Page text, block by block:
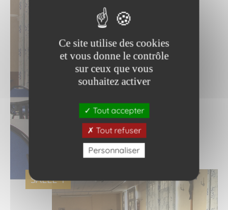
SALLE 1
Ce site utilise des cookies
et vous donne le contrôle
sur ceux que vous
souhaitez activer
Tout accepter
Tout refuser
Personnaliser